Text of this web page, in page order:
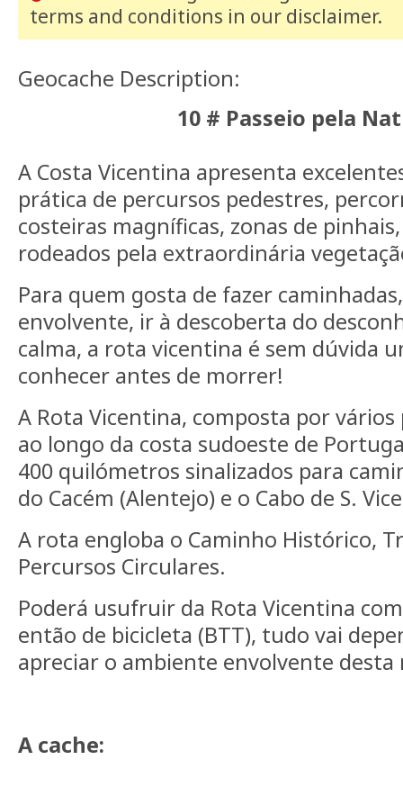
terms and conditions in our disclaimer.
Geocache Description:
10 # Passeio pela
A Costa Vicentina apresenta
prática de percursos pedestres,
costeiras magníficas, zonas de
rodeados pela extraordinária
Para quem gosta de fazer
envolvente, ir à descoberta do
calma, a rota vicentina é sem dúvida
conhecer antes de morrer!
A Rota Vicentina, composta por
ao longo da costa sudoeste de
400 quilómetros sinalizados para
do Cacém (Alentejo) e o Cabo de S.
A rota engloba o Caminho Histórico,
Percursos Circulares.
Poderá usufruir da Rota Vicentina
então de bicicleta (BTT), tudo vai
apreciar o ambiente envolvente desta
A cache: